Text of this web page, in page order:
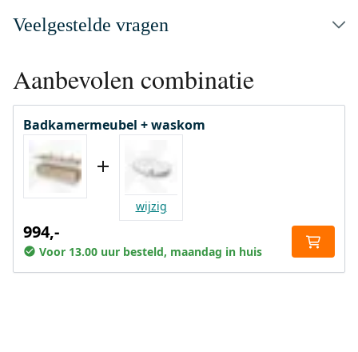
Veelgestelde vragen
Aanbevolen combinatie
Badkamermeubel + waskom
wijzig
994,-
Voor 13.00 uur besteld, maandag in huis